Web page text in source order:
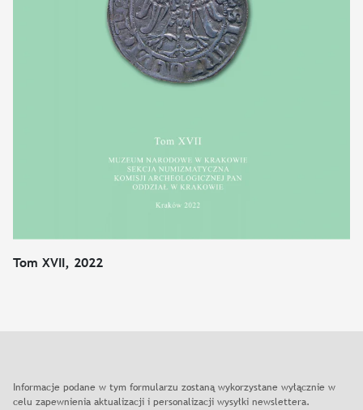
Tom XVII, 2022
Informacje podane w tym formularzu zostaną wykorzystane wyłącznie w
celu zapewnienia aktualizacji i personalizacji wysyłki newslettera.